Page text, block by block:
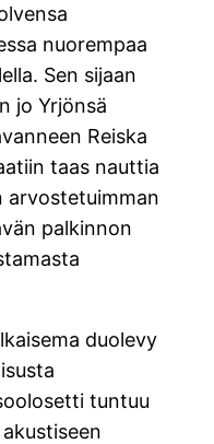
nuorempaa
Sen sijaan
jo Yrjönsä
Reiska
taas nauttia
arvostetuimman
palkinnon
duolevy
tuntuu